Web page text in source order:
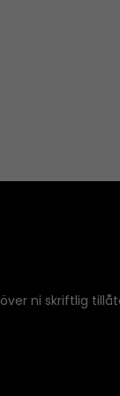
ni skriftlig